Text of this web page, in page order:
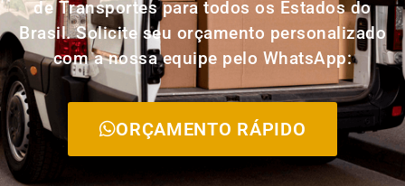
de Transportes para todos os Estados do
Brasil. Solicite seu orçamento personalizado
com a nossa equipe pelo WhatsApp:
ORÇAMENTO RÁPIDO